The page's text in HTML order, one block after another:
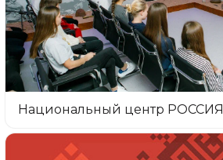
Национальный центр РОССИЯ